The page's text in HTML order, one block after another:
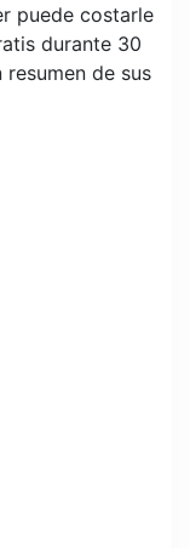
puede costarle
durante 30
de sus